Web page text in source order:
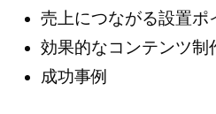
売上につながる設置ポ
効果的なコンテンツ制
成功事例